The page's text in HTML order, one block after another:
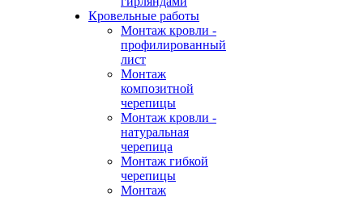
Кровельные работы
Монтаж кровли -
профилированный
лист
Монтаж
композитной
черепицы
Монтаж кровли -
натуральная
черепица
Монтаж гибкой
черепицы
Монтаж